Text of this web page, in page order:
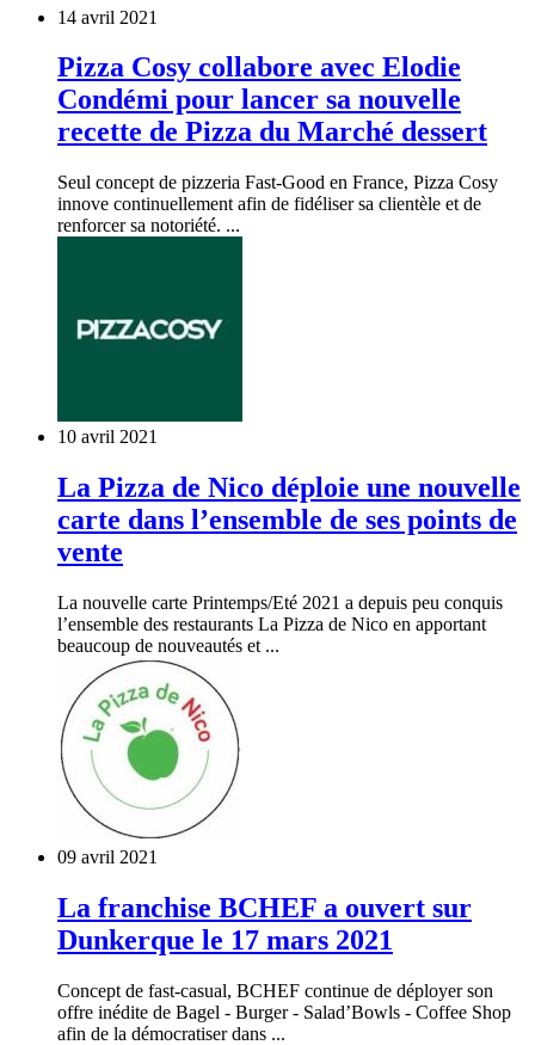
14 avril 2021
Pizza Cosy collabore avec Elodie
Condémi pour lancer sa nouvelle
recette de Pizza du Marché dessert
Seul concept de pizzeria Fast-Good en France, Pizza Cosy
innove continuellement afin de fidéliser sa clientèle et de
renforcer sa notoriété. ...
10 avril 2021
La Pizza de Nico déploie une nouvelle
carte dans l’ensemble de ses points de
vente
La nouvelle carte Printemps/Eté 2021 a depuis peu conquis
l’ensemble des restaurants La Pizza de Nico en apportant
beaucoup de nouveautés et ...
09 avril 2021
La franchise BCHEF a ouvert sur
Dunkerque le 17 mars 2021
Concept de fast-casual, BCHEF continue de déployer son
offre inédite de Bagel - Burger - Salad’Bowls - Coffee Shop
afin de la démocratiser dans ...